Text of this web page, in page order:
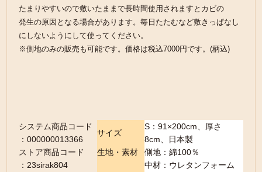
たまりやすいので敷いたままで長時間使用されますとカビの
発生の原因となる場合があります。毎日たたむなど敷きっぱなし
にしないようにして使ってください。
※側地のみの販売も可能です。価格は税込7000円です。(柄込)
サイズ
S：91×200cm、厚さ
8cm、日本製
生地・素材
側地：綿100％
中材：ウレタンフォーム
システム商品コード
：000000013366
ストア商品コード
：23sirak804